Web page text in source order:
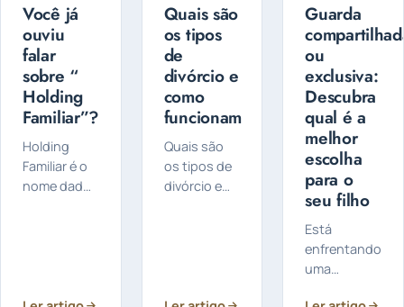
Você já
ouviu
falar
sobre “
Holding
Familiar”?
Holding
Familiar é o
nome dado
Quais são
os tipos
de
divórcio e
como
funcionam
Quais são
os tipos de
divórcio e
Guarda
ou
exclusiva:
Descubra
qual é a
melhor
escolha
para o
seu filho
Está
enfrentando
uma